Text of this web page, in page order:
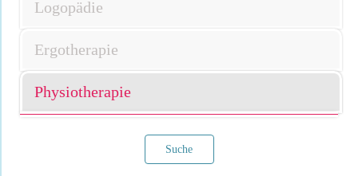
Logopädie
Ergotherapie
Physiotherapie
Suche